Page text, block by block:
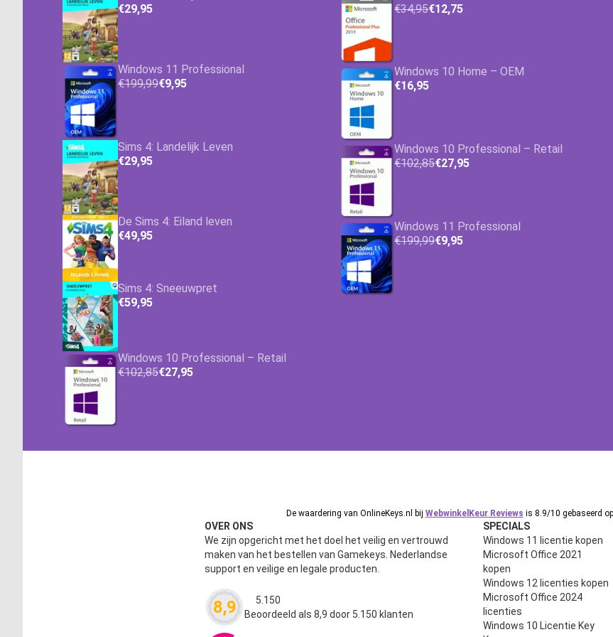
€29,95
Windows 11 Professional
€199,99€9,95
Sims 4: Landelijk Leven
€29,95
De Sims 4: Eiland leven
€49,95
Sims 4: Sneeuwpret
€59,95
Windows 10 Professional – Retail
€102,85€27,95
€34,95€12,75
Windows 10 Home – OEM
€16,95
Windows 10 Professional – Retail
€102,85€27,95
Windows 11 Professional
€199,99€9,95
De waardering van OnlineKeys.nl bij WebwinkelKeur Reviews is 8.9/10 gebaseerd
OVER ONS
We zijn opgericht met het doel het veilig en vertrouwd
maken van het bestellen van Gamekeys. Nederlandse
support en veilige en legale producten.
8,9 Waardering
5.150
Beoordeeld als 8,9 door 5.150 klanten
SPECIALS
Windows 11 licentie kopen
Microsoft Office 2021
kopen
Windows 12 licenties kopen
Microsoft Office 2024
licenties
Windows 10 Licentie Key